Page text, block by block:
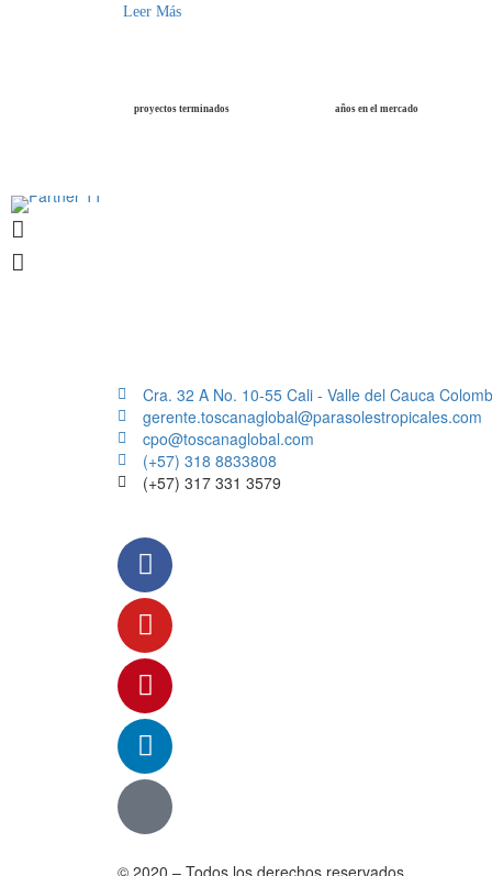
Leer Más
proyectos terminados años en el mercado
Cra. 32 A No. 10-55 Cali - Valle del Cauca
gerente.toscanaglobal@parasolestropicales.com
cpo@toscanaglobal.com
(+57) 318 8833808
(+57) 317 331 3579
© 2020 – Todos los derechos reservados.